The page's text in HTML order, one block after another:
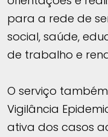
para a rede de
social, saúde,
de trabalho e
O serviço
Vigilância
ativa dos casos